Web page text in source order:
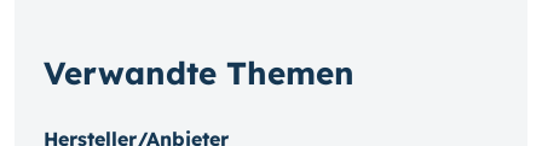
Verwandte Themen
Hersteller/Anbieter